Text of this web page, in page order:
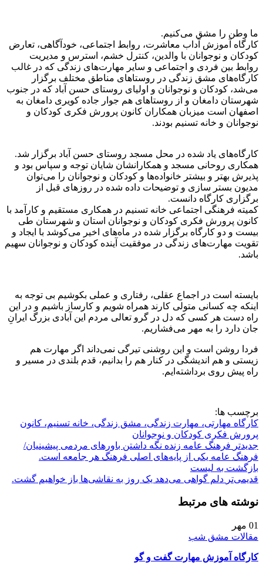
ما وطن را مشق می‌کنیم.
کارگاه آموزش آداب معاشرت، روابط اجتماعی، خودآگاهی، تعارض
کودکان و نوجوانان با والدین، کنترل خشم، استرس و مدیریت
روابط بین فردی و اجتماعی و سایر مهارت‌های زندگی که در غالب
کارگاه‌های مشق زندگی در روستاهای مناطق مختلف برگزار
می‌شد، کودکان و نوجوانان و اولیای روستای حسن آباد که در جنوب
شهرستان دامغان و از روستاهای هم جوار جاده کویری دامغان به
اصفهان است میزبان همکاران کانون پرورش فکری کودکان و
نوجوانان و خانه تسنیم بودند.
کارگاه‌های یاد شده در محل مسجد روستای حسن آباد برگزار شد.
همکاری روحانی مسجد و همکارانشان شایان توجه و سپاس بود و
پذیرش بهتر و بیشتر خانواده‌ها و کودکان و نوجوانان را می‌توان
مدیون بستر سازی و توضیحات داده شده در روزهای قبل از
برگزاری کارگاه دانست.
کمیته فرهنگی اجتماعی خانه تسنیم در همکاری مستقیم و کارآمد با
کانون پرورش فکری کودکان و نوجوانان استان و شهرستان طی
بیست و دو کارگاه برگزار شده در ماه‌های اخیر می‌کوشد با ایجاد و
تقویت مهارت‌های زندگی در موفقیت آینده کودکان و نوجوانان سهیم
باشد.
بایسته است در اجماع عقلی، رفتاری و عملی بکوشیم بی توجه به
اینکه چه کسانی متولی کارند همراه شویم و کارساز باشیم و در این
راه دست هر کسی که دل در گرو تعالی مردم این آبادی بزرگ ایرانِ
جان دارد را به مهر می‌فشاریم.
فردا روشن است و این روشنی تیرگی نمی‌داند اگر مهارت هم
زیستی و هم‌ اندیشگی در کنار هم را بدانیم، قدم بلندی در مسیر و
راه پیش روی برداشته‌ایم.
برچسب ها:
کارگاه مهارتی، مهارت زندگی، مشق زندگی، خانه تسنیم، کانون
پرورش فکری کودکان و نوجوانان
جدیدتر فرهنگ عامه زنده نگه داشتن باورهای مردمی پیشینیان/
فرهنگ عامه یکی از پایه‌های اصلی فرهنگ هر جامعه است.
بازگشت بە لیست
قدیمی‌تر دلم گواهی می‌دهد یک روز به نقاشی‌ها باز خواهیم گشت.
نوشته های مرتبط
01 مهر
مقالات مشق شب
کارگاه آموزش مهارت گفت و گو